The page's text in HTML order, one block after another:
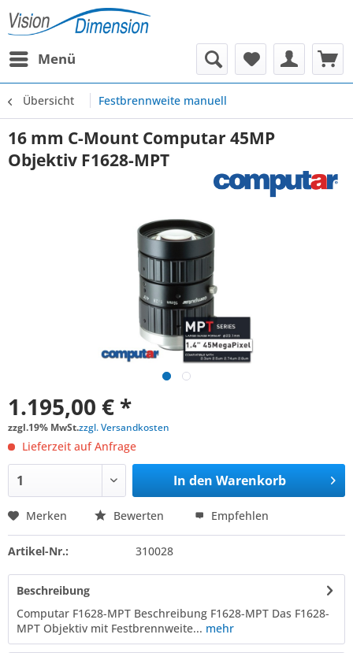
Menü
Übersicht Festbrennweite manuell
16 mm C-Mount Computar 45MP
Objektiv F1628-MPT
1.195,00 € *
zzgl.19% MwSt.zzgl. Versandkosten
Lieferzeit auf Anfrage
In den Warenkorb
Merken Bewerten Empfehlen
Artikel-Nr.: 310028
Beschreibung
Computar F1628-MPT Beschreibung F1628-MPT Das F1628-
MPT Objektiv mit Festbrennweite... mehr